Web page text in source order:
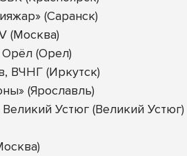
(Саранск)
(Москва)
(Орел)
ВЧНГ (Иркутск)
(Ярославль)
Устюг (Великий Устюг)